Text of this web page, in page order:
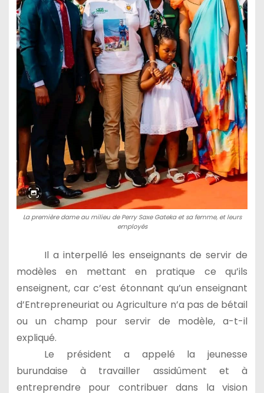
La première dame au milieu de Perry Saxe Gateka et sa femme, et leurs
employés
Il a interpellé les enseignants de servir de
modèles en mettant en pratique ce qu’ils
enseignent, car c’est étonnant qu’un enseignant
d’Entrepreneuriat ou Agriculture n’a pas de bétail
ou un champ pour servir de modèle, a-t-il
expliqué.
Le président a appelé la jeunesse
burundaise à travailler assidûment et à
entreprendre pour contribuer dans la vision